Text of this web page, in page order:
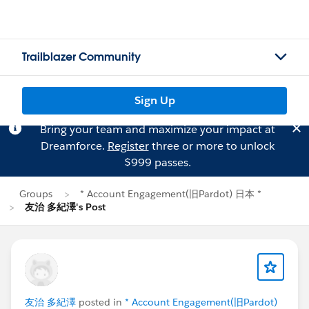
Trailblazer Community
Sign Up
Bring your team and maximize your impact at
Dreamforce. Registerthree or more to unlock
$999 passes.
Groups
* Account Engagement(旧Pardot) 日本 *
友治 多紀澤's Post
友治 多紀澤 posted in * Account Engagement(旧Pardot)